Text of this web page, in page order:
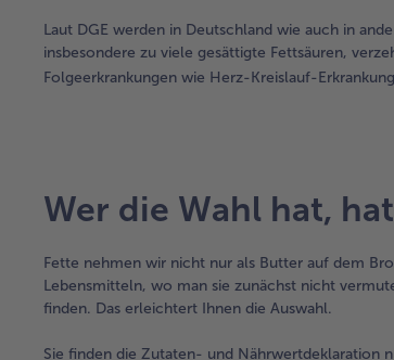
Laut DGE werden in Deutschland wie auch in
insbesondere zu viele gesättigte Fettsäuren,
Folgeerkrankungen wie Herz-Kreislauf-
Wer die Wahl hat,
Fette nehmen wir nicht nur als Butter auf dem
Lebensmitteln, wo man sie zunächst nicht
finden. Das erleichtert Ihnen die Auswahl.
Sie finden die Zutaten- und Nährwertdeklaration